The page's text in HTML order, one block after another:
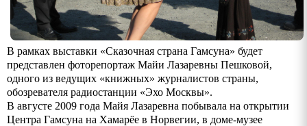
В рамках выставки «Сказочная страна Гамсуна» будет
представлен фоторепортаж Майи Лазаревны Пешковой,
одного из ведущих «книжных» журналистов страны,
обозревателя радиостанции «Эхо Москвы».
В августе 2009 года Майя Лазаревна побывала на открытии
Центра Гамсуна на Хамарёе в Норвегии, в доме-музее